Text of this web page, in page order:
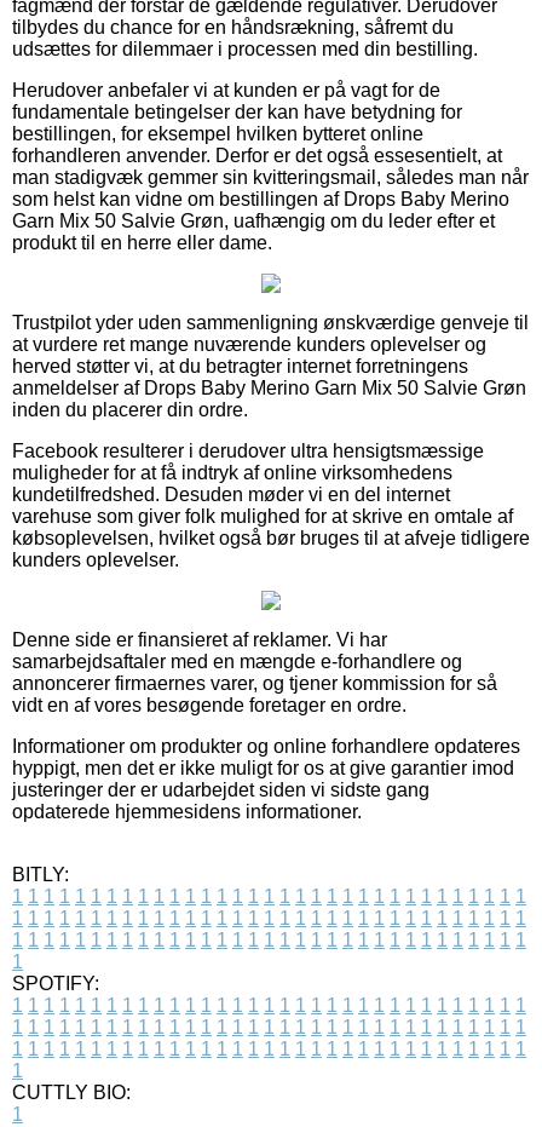
fagmænd der forstår de gældende regulativer. Derudover
tilbydes du chance for en håndsrækning, såfremt du
udsættes for dilemmaer i processen med din bestilling.
Herudover anbefaler vi at kunden er på vagt for de
fundamentale betingelser der kan have betydning for
bestillingen, for eksempel hvilken bytteret online
forhandleren anvender. Derfor er det også essesentielt, at
man stadigvæk gemmer sin kvitteringsmail, således man når
som helst kan vidne om bestillingen af Drops Baby Merino
Garn Mix 50 Salvie Grøn, uafhængig om du leder efter et
produkt til en herre eller dame.
Trustpilot yder uden sammenligning ønskværdige genveje til
at vurdere ret mange nuværende kunders oplevelser og
herved støtter vi, at du betragter internet forretningens
anmeldelser af Drops Baby Merino Garn Mix 50 Salvie Grøn
inden du placerer din ordre.
Facebook resulterer i derudover ultra hensigtsmæssige
muligheder for at få indtryk af online virksomhedens
kundetilfredshed. Desuden møder vi en del internet
varehuse som giver folk mulighed for at skrive en omtale af
købsoplevelsen, hvilket også bør bruges til at afveje tidligere
kunders oplevelser.
Denne side er finansieret af reklamer. Vi har
samarbejdsaftaler med en mængde e-forhandlere og
annoncerer firmaernes varer, og tjener kommission for så
vidt en af vores besøgende foretager en ordre.
Informationer om produkter og online forhandlere opdateres
hyppigt, men det er ikke muligt for os at give garantier imod
justeringer der er udarbejdet siden vi sidste gang
opdaterede hjemmesidens informationer.
BITLY:
1 1 1 1 1 1 1 1 1 1 1 1 1 1 1 1 1 1 1 1 1 1 1 1 1 1 1 1 1 1 1 1 1
1 1 1 1 1 1 1 1 1 1 1 1 1 1 1 1 1 1 1 1 1 1 1 1 1 1 1 1 1 1 1 1 1
1 1 1 1 1 1 1 1 1 1 1 1 1 1 1 1 1 1 1 1 1 1 1 1 1 1 1 1 1 1 1 1 1
1
SPOTIFY:
1 1 1 1 1 1 1 1 1 1 1 1 1 1 1 1 1 1 1 1 1 1 1 1 1 1 1 1 1 1 1 1 1
1 1 1 1 1 1 1 1 1 1 1 1 1 1 1 1 1 1 1 1 1 1 1 1 1 1 1 1 1 1 1 1 1
1 1 1 1 1 1 1 1 1 1 1 1 1 1 1 1 1 1 1 1 1 1 1 1 1 1 1 1 1 1 1 1 1
1
CUTTLY BIO:
1